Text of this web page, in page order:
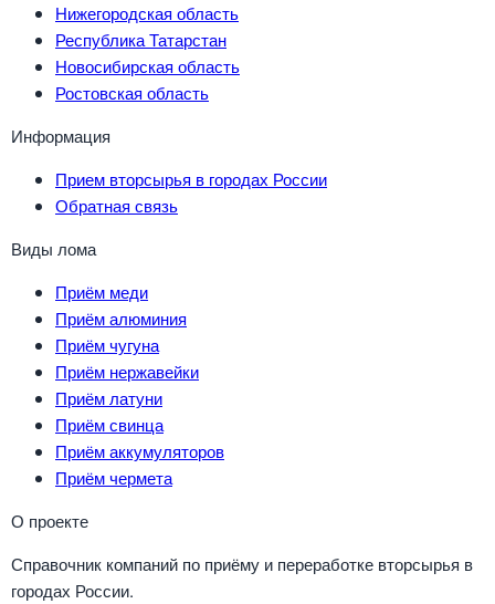
Нижегородская область
Республика Татарстан
Новосибирская область
Ростовская область
Информация
Прием вторсырья в городах России
Обратная связь
Виды лома
Приём меди
Приём алюминия
Приём чугуна
Приём нержавейки
Приём латуни
Приём свинца
Приём аккумуляторов
Приём чермета
О проекте
Справочник компаний по приёму и переработке вторсырья в
городах России.